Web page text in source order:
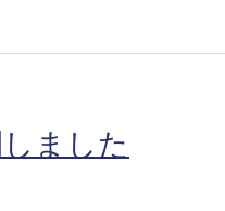
ました